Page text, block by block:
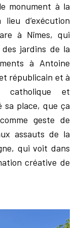
monument à la
d’exécution
à Nîmes, qui
jardins de la
à Antoine
républicain et à
catholique et
sa place, que ça
geste de
assauts de la
qui voit dans
créative de